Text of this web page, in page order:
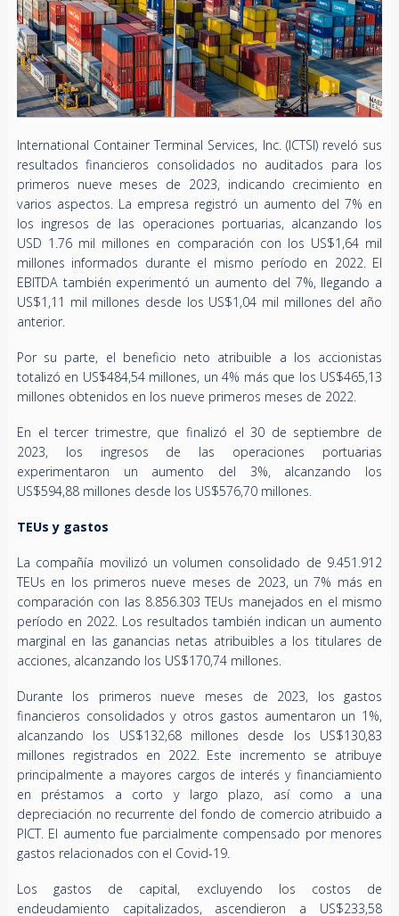
International Container Terminal Services, Inc. (ICTSI) reveló sus
resultados financieros consolidados no auditados para los
primeros nueve meses de 2023, indicando crecimiento en
varios aspectos. La empresa registró un aumento del 7% en
los ingresos de las operaciones portuarias, alcanzando los
USD 1.76 mil millones en comparación con los US$1,64 mil
millones informados durante el mismo período en 2022. El
EBITDA también experimentó un aumento del 7%, llegando a
US$1,11 mil millones desde los US$1,04 mil millones del año
anterior.
Por su parte, el beneficio neto atribuible a los accionistas
totalizó en US$484,54 millones, un 4% más que los US$465,13
millones obtenidos en los nueve primeros meses de 2022.
En el tercer trimestre, que finalizó el 30 de septiembre de
2023, los ingresos de las operaciones portuarias
experimentaron un aumento del 3%, alcanzando los
US$594,88 millones desde los US$576,70 millones.
TEUs y gastos
La compañía movilizó un volumen consolidado de 9.451.912
TEUs en los primeros nueve meses de 2023, un 7% más en
comparación con las 8.856.303 TEUs manejados en el mismo
período en 2022. Los resultados también indican un aumento
marginal en las ganancias netas atribuibles a los titulares de
acciones, alcanzando los US$170,74 millones.
Durante los primeros nueve meses de 2023, los gastos
financieros consolidados y otros gastos aumentaron un 1%,
alcanzando los US$132,68 millones desde los US$130,83
millones registrados en 2022. Este incremento se atribuye
principalmente a mayores cargos de interés y financiamiento
en préstamos a corto y largo plazo, así como a una
depreciación no recurrente del fondo de comercio atribuido a
PICT. El aumento fue parcialmente compensado por menores
gastos relacionados con el Covid-19.
Los gastos de capital, excluyendo los costos de
endeudamiento capitalizados, ascendieron a US$233,58